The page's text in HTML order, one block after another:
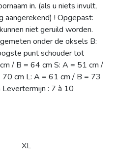
in. (als u niets invult,
aangerekend) ! Opgepast:
niet geruild worden.
onder de oksels B:
punt schouder tot
/ B = 64 cm S: A = 51 cm /
cm L: A = 61 cm / B = 73
: 7 à 10
XL